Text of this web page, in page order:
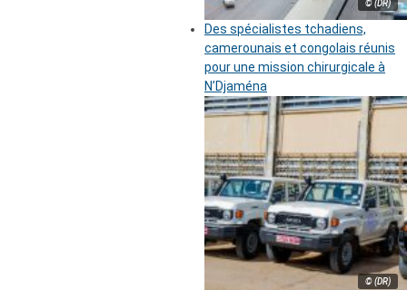
© (DR)
Des spécialistes tchadiens,
camerounais et congolais réunis
pour une mission chirurgicale à
N’Djaména
© (DR)